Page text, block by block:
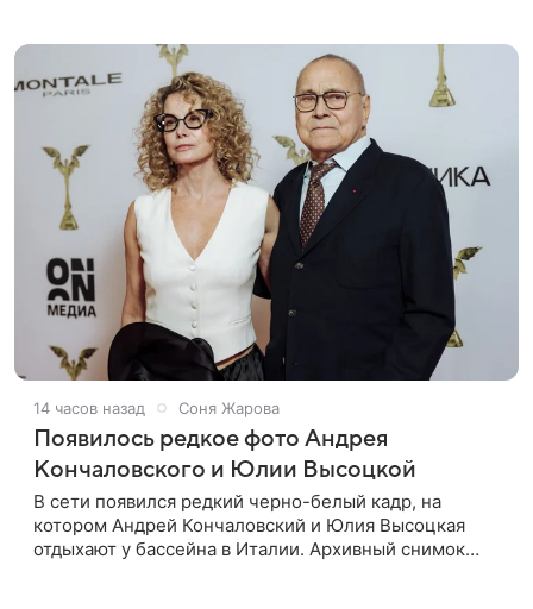
14 часов назад Соня Жарова
Появилось редкое фото Андрея
Кончаловского и Юлии Высоцкой
В сети появился редкий черно-белый кадр, на
котором Андрей Кончаловский и Юлия Высоцкая
отдыхают у бассейна в Италии. Архивный снимок